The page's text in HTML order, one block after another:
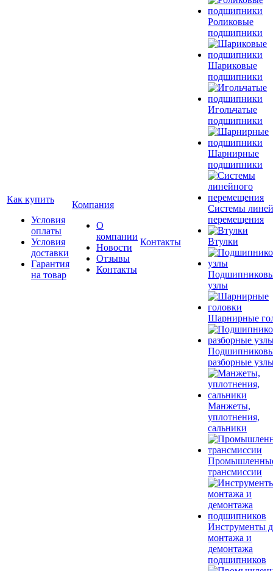
Как купить
Условия
оплаты
Условия
доставки
Гарантия
на товар
Компания
О
компании
Новости
Отзывы
Контакты
Контакты
Роликовые
подшипники
Шариковые
подшипники
Игольчатые
подшипники
Шарнирные
подшипники
Системы
перемещения
Втулки
узлы
Шарнирные
разборные
Манжеты,
уплотнения,
сальники
трансмиссии
Инструменты
монтажа и
демонтажа
подшипников